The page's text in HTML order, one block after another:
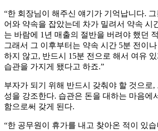
“한 회장님이 해주신 얘기가 기억납니다. 그
어와 약속을 잡았는데 차가 밀려서 약속 시
는 바람에 1년 매출의 절반을 버려야 했던
그래서 그 이후부터는 약속 시간 5분 전이
하지 않고, 반드시 15분 전으로 해서 여유
습관을 가지게 됐다고 하죠.”
부자가 되기 위해 반드시 갖춰야 할 것으로,
성을 강조한다. 습관은 돈을 대하는 마음에
함으로써 갖게 된다.
“한 공무원이 휴가를 내고 찾아온 적이 있